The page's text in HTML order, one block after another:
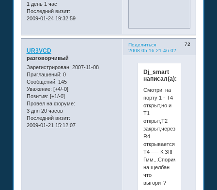
1 день 1 час
Последний визит:
2009-01-24 19:32:59
Поделиться
72
2008-05-16 21:46:02
UR3VCD
разговорчивый
Зарегистрирован: 2007-11-08
Приглашений: 0
Сообщений: 145
Уважение: [+4/-0]
Позитив: [+1/-0]
Провел на форуме:
3 дня 20 часов
Последний визит:
2009-01-21 15:12:07
Dj_smart
написал(а):
Смотри: на
порту 1 - Т4
открыт,но и
Т1
открыт,Т2
закрыт,через
R4
открывается
Т4 ---- К.З!!!
Гмм...Спорим
на щелбан
что
выгорит?